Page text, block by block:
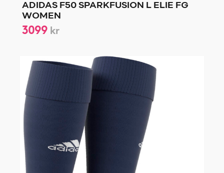
ADIDAS F50 SPARKFUSION L ELIE FG
WOMEN
3099 kr